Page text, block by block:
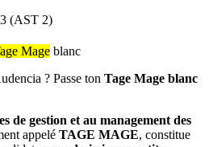
(AST 2)
Mage blanc
? Passe ton Tage Mage blanc
de gestion et au management des
appelé TAGE MAGE, constitue